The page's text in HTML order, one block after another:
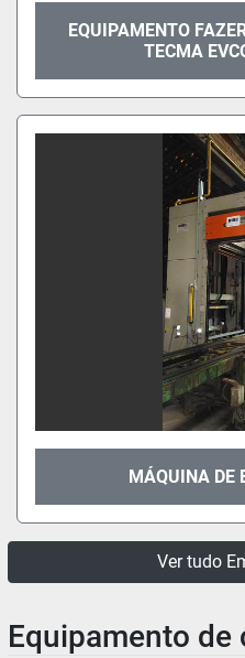
EQUIPAMENTO
TECMA
MÁQUINA DE
Ver tudo
Equipamento de